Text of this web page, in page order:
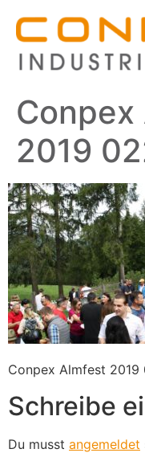
2019
Conpex Almfest 2019
Schreibe
Du musst angemeldet